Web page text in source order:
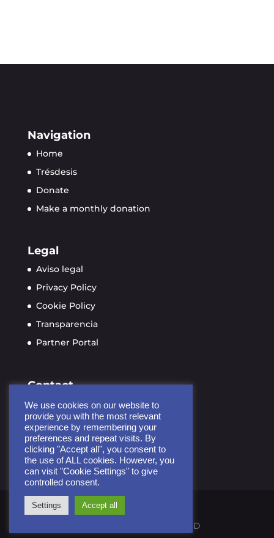
Navigation
Home
Trésdesis
Donate
Make a monthly donation
Legal
Aviso legal
Privacy Policy
Cookie Policy
Transparencia
Partner Portal
Contact
info@ayudame3d.org
Calle de Soria 9, planta 4
28005 Madrid, España
Copyright 2026 Ayúdame 3D
We use cookies on our website to
provide you with the most relevant
experience by remembering your
preferences and repeat visits. By
clicking "Accept all", you consent to
the use of ALL cookies. However, you
can visit "Cookie Settings" to give
controlled consent.
Settings Accept all